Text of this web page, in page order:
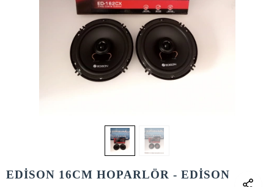
EDİSON 16CM HOPARLÖR - EDİSON